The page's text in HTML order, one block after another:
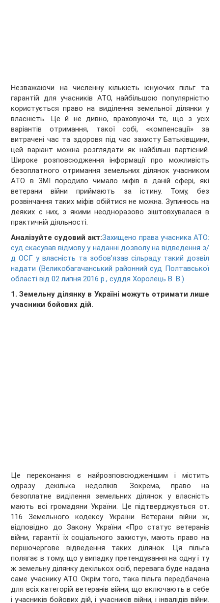
Незважаючи на численну кількість існуючих пільг та
гарантій для учасників АТО, найбільшою популярністю
користується право на виділення земельної ділянки у
власність. Це й не дивно, враховуючи те, що з усіх
варіантів отримання, такої собі, «компенсації» за
витрачені час та здоровя під час захисту Батьківщини,
цей варіант можна розглядати як найбільш вартісний.
Широке розповсюдження інформації про можливість
безоплатного отримання земельних ділянок учасником
АТО в ЗМІ породило чимало міфів в даній сфері, які
ветерани війни приймають за істину. Тому, без
розвінчання таких міфів обійтися не можна. Зупинюсь на
деяких с них, з якими неодноразово зіштовхувалася в
практичній діяльності.
Аналізуйте судовий акт:Захищено права учасника АТО:
суд скасував відмову у наданні дозволу на відведення з/
д ОСГ у власність та зобов’язав сільраду такий дозвіл
надати (Великобагачанський районний суд Полтавської
області від 02 липня 2016 р., суддя Хоролець В. В.)
1. Земельну ділянку в Україні можуть отримати лише
учасники бойових дій.
Це переконання є найрозповсюдженішим і містить
одразу декілька недоліків. Зокрема, право на
безоплатне виділення земельних ділянок у власність
мають всі громадяни України. Це підтверджується ст.
116 Земельного кодексу України. Ветерани війни ж,
відповідно до Закону України «Про статус ветеранів
війни, гарантії їх соціального захисту», мають право на
першочергове відведення таких ділянок. Ця пільга
полягає в тому, що у випадку претендування на одну і ту
ж земельну ділянку декількох осіб, перевага буде надана
саме учаснику АТО. Окрім того, така пільга передбачена
для всіх категорій ветеранів війни, що включають в себе
і учасників бойових дій, і учасників війни, і інвалідів війни.